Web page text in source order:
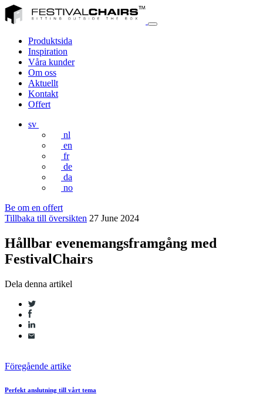
Produktsida
Inspiration
Våra kunder
Om oss
Aktuellt
Kontakt
Offert
sv
nl
en
fr
de
da
no
Be om en offert
Tillbaka till översikten 27 June 2024
Hållbar evenemangsframgång med
FestivalChairs
Dela denna artikel
Föregående artike
Perfekt anslutning till vårt tema